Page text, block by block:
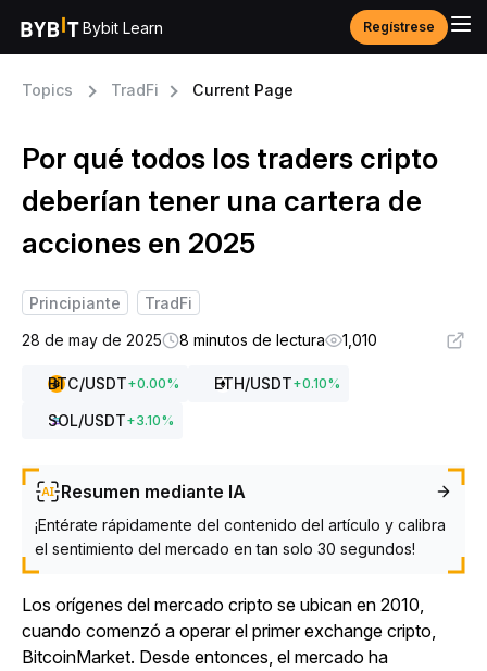
Bybit Learn Regístrese
Topics TradFi Current Page
Por qué todos los traders cripto
deberían tener una cartera de
acciones en 2025
Principiante
TradFi
28 de may de 2025
8 minutos de lectura 1,010
BTC/USDT+0.00% ETH/USDT+0.10%
SOL/USDT+3.10%
Resumen mediante IA
¡Entérate rápidamente del contenido del artículo y calibra
el sentimiento del mercado en tan solo 30 segundos!
Los orígenes del mercado cripto se ubican en 2010,
cuando comenzó a operar el primer exchange cripto,
BitcoinMarket. Desde entonces, el mercado ha